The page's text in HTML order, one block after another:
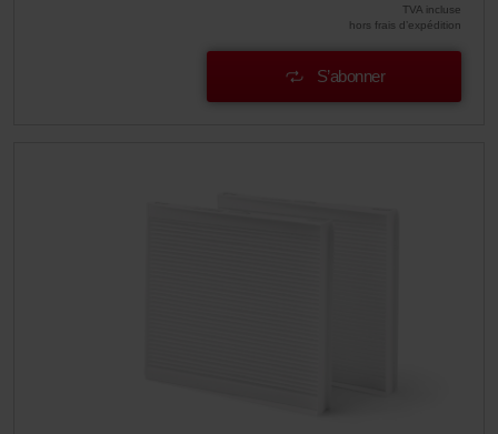
TVA incluse
hors frais d’expédition
S’abonner